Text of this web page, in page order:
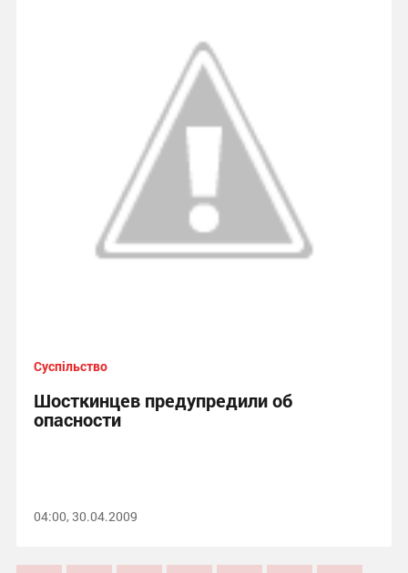
Суспільство
Шосткинцев предупредили об
опасности
04:00, 30.04.2009